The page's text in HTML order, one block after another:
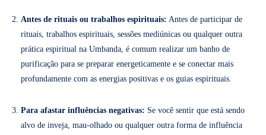
Antes de rituais ou trabalhos espirituais: Antes de participar de
rituais, trabalhos espirituais, sessões mediúnicas ou qualquer outra
prática espiritual na Umbanda, é comum realizar um banho de
purificação para se preparar energeticamente e se conectar mais
profundamente com as energias positivas e os guias espirituais.
Para afastar influências negativas: Se você sentir que está sendo
alvo de inveja, mau-olhado ou qualquer outra forma de influência